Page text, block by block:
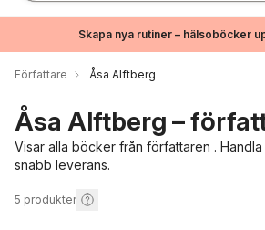
Skapa nya rutiner – hälsoböcker
Författare Åsa Alftberg
Åsa Alftberg –
Visar alla böcker från författaren .
snabb leverans.
5 produkter